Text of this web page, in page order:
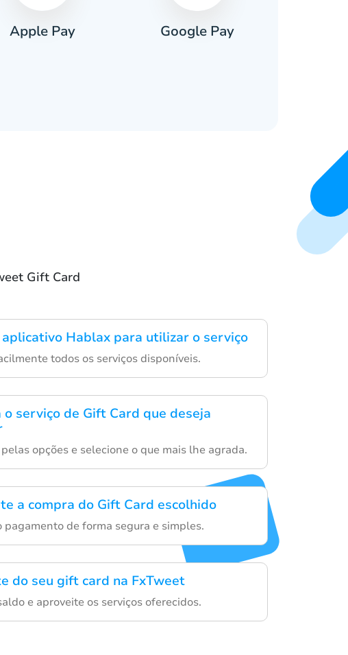
Apple Pay Google Pay
Gift Card
aplicativo Hablax para utilizar o serviço
todos os serviços disponíveis.
o serviço de Gift Card que deseja
opções e selecione o que mais lhe agrada.
a compra do Gift Card escolhido
pagamento de forma segura e simples.
do seu gift card na FxTweet
e aproveite os serviços oferecidos.